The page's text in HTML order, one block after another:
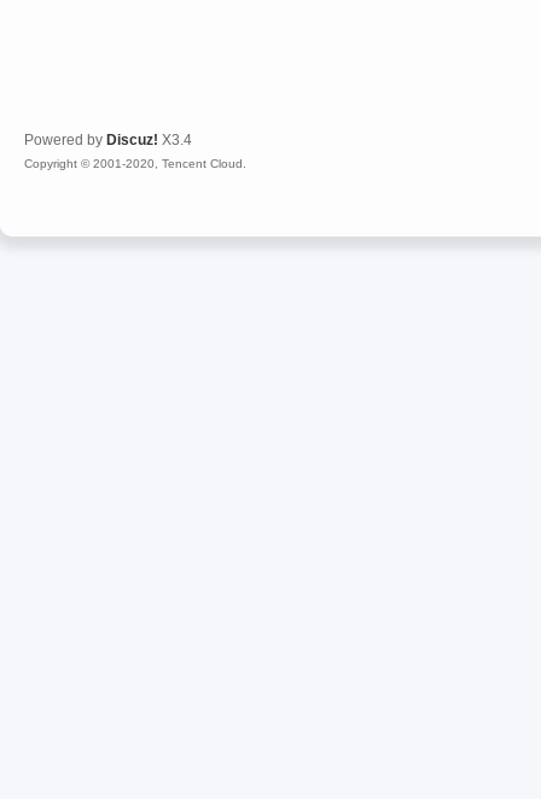
Powered by Discuz! X3.4
Copyright © 2001-2020, Tencent Cloud.